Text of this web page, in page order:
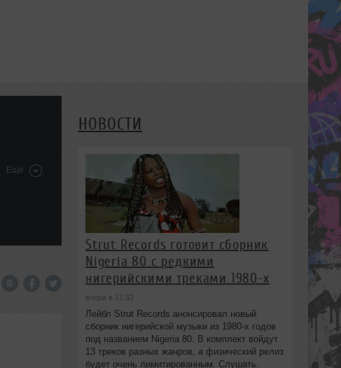
Ещё
НОВОСТИ
Strut Records готовит сборник
Nigeria 80 с редкими
нигерийскими треками 1980-х
вчера в 17:32
Лейбл Strut Records анонсировал новый
сборник нигерийской музыки из 1980-х годов
под названием Nigeria 80. В комплект войдут
13 треков разных жанров, а физический релиз
будет очень лимитированным. Слушать.